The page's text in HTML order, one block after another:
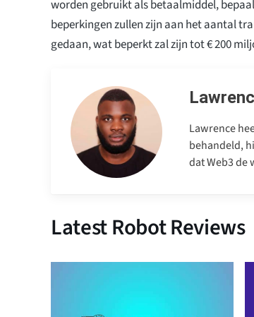
worden gebruikt als betaalmiddel,
beperkingen zullen zijn aan het aantal
gedaan, wat beperkt zal zijn tot € 200
Lawrence
behandeld,
dat Web3 de
Latest Robot Reviews